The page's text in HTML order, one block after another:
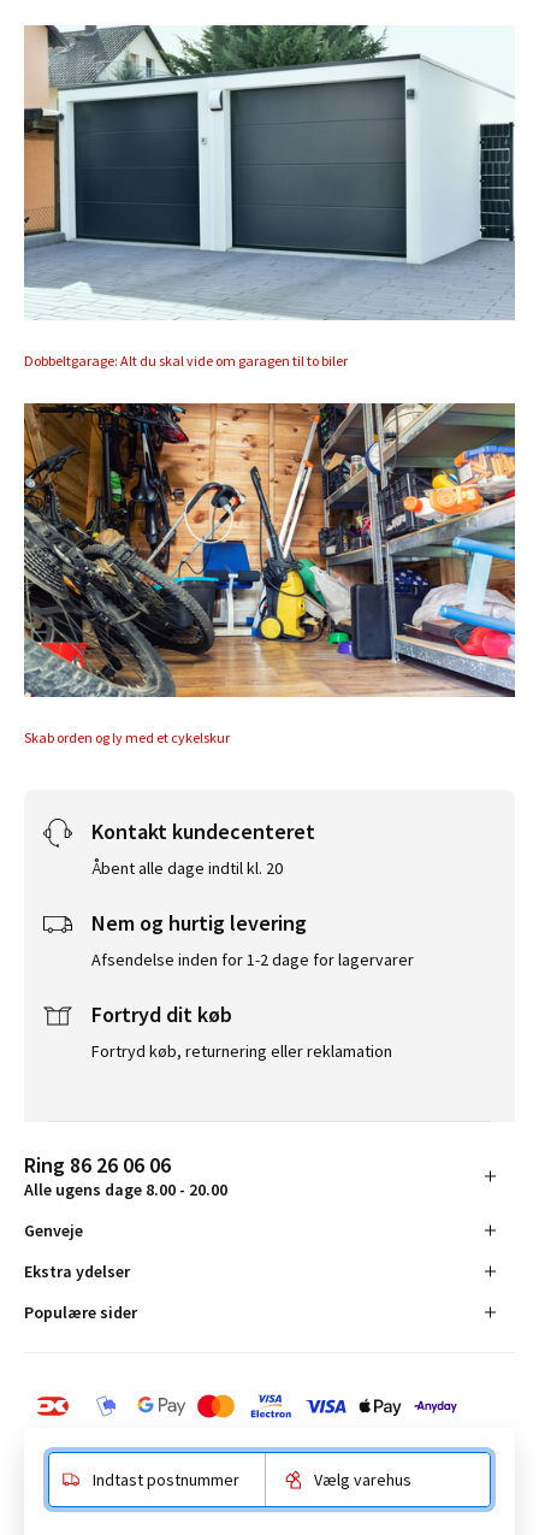
Dobbeltgarage: Alt du skal vide om garagen til to biler
Skab orden og ly med et cykelskur
Kontakt kundecenteret
Åbent alle dage indtil kl. 20
Nem og hurtig levering
Afsendelse inden for 1-2 dage for lagervarer
Fortryd dit køb
Fortryd køb, returnering eller reklamation
Ring 86 26 06 06
Alle ugens dage 8.00 - 20.00
Genveje
Ekstra ydelser
Populære sider
Indtast postnummer Vælg varehus